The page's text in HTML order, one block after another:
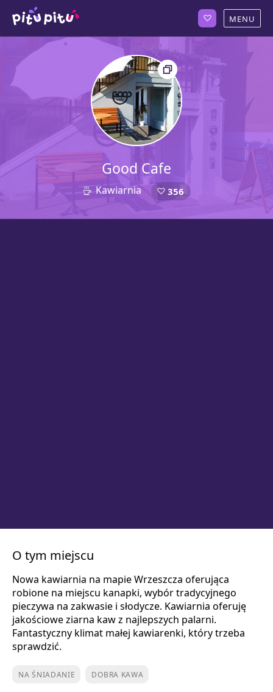
Good Cafe
4 Kawiarnia 356
O tym miejscu
Nowa kawiarnia na mapie Wrzeszcza oferująca
robione na miejscu kanapki, wybór tradycyjnego
pieczywa na zakwasie i słodycze. Kawiarnia oferuję
jakościowe ziarna kaw z najlepszych palarni.
Fantastyczny klimat małej kawiarenki, który trzeba
sprawdzić.
NA ŚNIADANIE DOBRA KAWA